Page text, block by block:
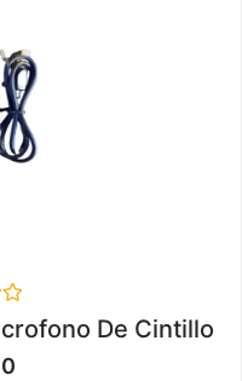
De Cintillo